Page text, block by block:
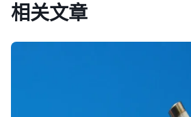
相关文章